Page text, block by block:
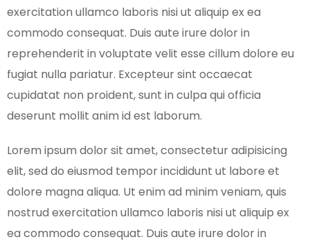
exercitation ullamco laboris nisi ut aliquip ex ea
commodo consequat. Duis aute irure dolor in
reprehenderit in voluptate velit esse cillum dolore eu
fugiat nulla pariatur. Excepteur sint occaecat
cupidatat non proident, sunt in culpa qui officia
deserunt mollit anim id est laborum.
Lorem ipsum dolor sit amet, consectetur adipisicing
elit, sed do eiusmod tempor incididunt ut labore et
dolore magna aliqua. Ut enim ad minim veniam, quis
nostrud exercitation ullamco laboris nisi ut aliquip ex
ea commodo consequat. Duis aute irure dolor in